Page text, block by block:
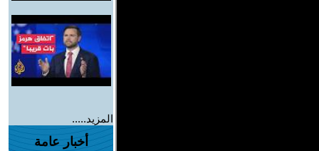
المزيد.....
أخبار عامة